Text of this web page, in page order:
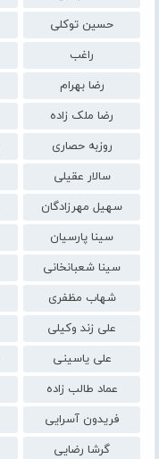
حسین توکلی
راغب
رضا بهرام
رضا ملک زاده
روزبه حصاری
سالار عقیلی
سهیل مهرزادگان
سینا پارسیان
سینا شعبانخانی
شهاب مظفری
علی زند وکیلی
علی یاسینی
عماد طالب زاده
فریدون آسرایی
گرشا رضایی